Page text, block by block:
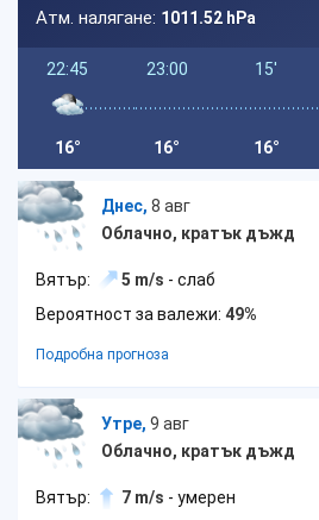
Атм. налягане: 1011.52 hPa
22:45
16°
23:00
16°
15'
16°
Днес, 8 авг
Облачно, кратък дъжд
Вятър: 5 m/s - слаб
Вероятност за валежи: 49%
Подробна прогноза
Утре, 9 авг
Облачно, кратък дъжд
Вятър: 7 m/s - умерен